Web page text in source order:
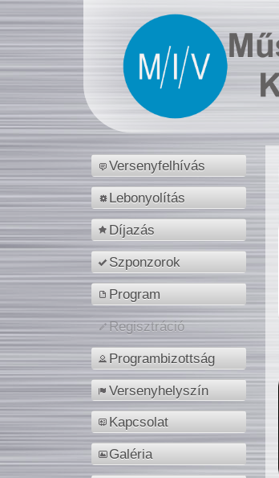
Versenyfelhívás
Lebonyolítás
Díjazás
Szponzorok
Program
Regisztráció
Programbizottság
Versenyhelyszín
Kapcsolat
Galéria